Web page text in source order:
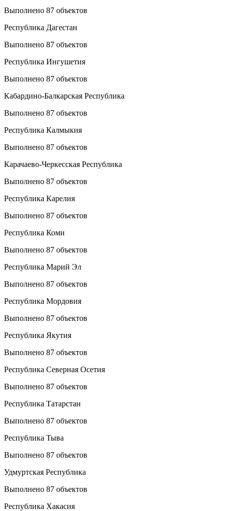
Выполнено 87 объектов
Республика Дагестан
Выполнено 87 объектов
Республика Ингушетия
Выполнено 87 объектов
Кабардино-Балкарская Республика
Выполнено 87 объектов
Республика Калмыкия
Выполнено 87 объектов
Карачаево-Черкесская Республика
Выполнено 87 объектов
Республика Карелия
Выполнено 87 объектов
Республика Коми
Выполнено 87 объектов
Республика Марий Эл
Выполнено 87 объектов
Республика Мордовия
Выполнено 87 объектов
Республика Якутия
Выполнено 87 объектов
Республика Северная Осетия
Выполнено 87 объектов
Республика Татарстан
Выполнено 87 объектов
Республика Тыва
Выполнено 87 объектов
Удмуртская Республика
Выполнено 87 объектов
Республика Хакасия